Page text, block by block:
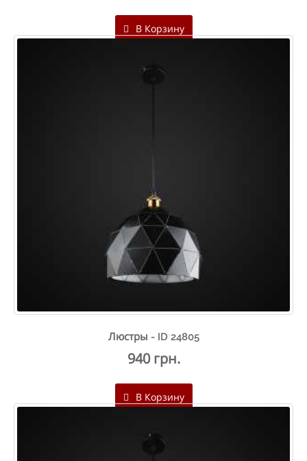
В Корзину
Люстры - ID 24805
940 грн.
В Корзину